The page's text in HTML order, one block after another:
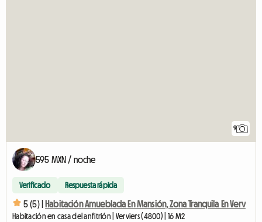
9
595 MXN / noche
Verificado Respuesta rápida
5 (5) | Habitación Amueblada En Mansión, Zona Tranquila En Verv
Habitación en casa del anfitrión | Verviers (4800) | 16 M2